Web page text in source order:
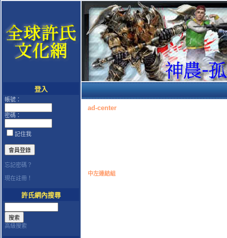
登入
帳號：
密碼：
記住我
忘記密碼？
現在註冊！
許氏網內搜尋
高級搜索
ad-center
中左連結組